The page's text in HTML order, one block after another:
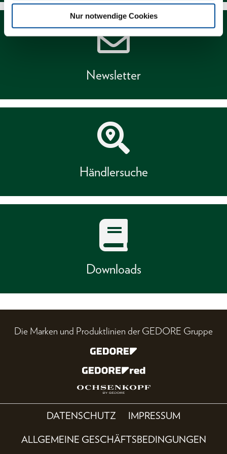
Nur notwendige Cookies
Newsletter
Händlersuche
Downloads
Die Marken und Produktlinien der GEDORE Gruppe
DATENSCHUTZ IMPRESSUM
ALLGEMEINE GESCHÄFTSBEDINGUNGEN